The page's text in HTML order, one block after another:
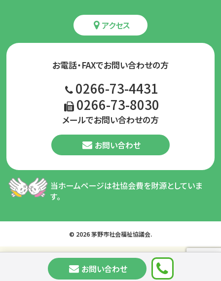
アクセス
お電話・FAXでお問い合わせの方
0266-73-4431
0266-73-8030
メールでお問い合わせの方
お問い合わせ
当ホームページは社協会費を財源としていま
す。
© 2026 茅野市社会福祉協議会.
お問い合わせ